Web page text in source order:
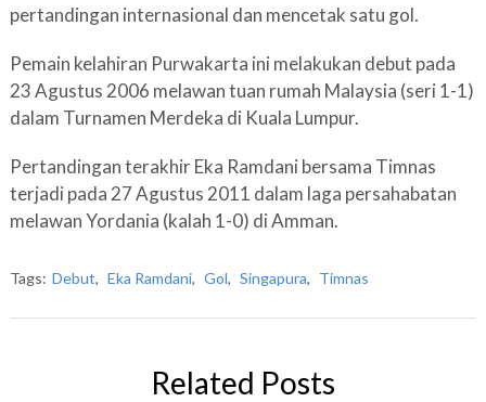
pertandingan internasional dan mencetak satu gol.
Pemain kelahiran Purwakarta ini melakukan debut pada
23 Agustus 2006 melawan tuan rumah Malaysia (seri 1-1)
dalam Turnamen Merdeka di Kuala Lumpur.
Pertandingan terakhir Eka Ramdani bersama Timnas
terjadi pada 27 Agustus 2011 dalam laga persahabatan
melawan Yordania (kalah 1-0) di Amman.
Tags: Debut, Eka Ramdani, Gol, Singapura, Timnas
Related Posts